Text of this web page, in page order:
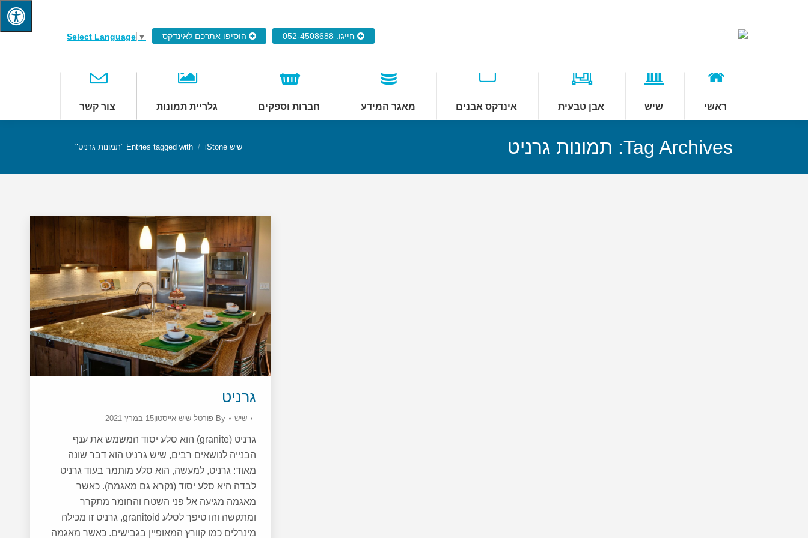
חייגו: 052-4508688 הוסיפו אתרכם לאינדקס Select Language ▼
ראשי שיש אבן טבעית אינדקס אבנים מאגר המידע חברות וספקים גלריית תמונות צור קשר
Tag Archives: תמונות גרניט שיש iStone Entries tagged with "תמונות גרניט"
גרניט
שיש By פורטל שיש אייסטון15 במרץ 2021
גרניט (granite) הוא סלע יסוד המשמש את ענף
הבנייה לנושאים רבים, שיש גרניט הוא דבר שונה
מאוד: גרניט, למעשה, הוא סלע מותמר בעוד גרניט
לבדה היא סלע יסוד (נקרא גם מאגמה). כאשר
מאגמה מגיעה אל פני השטח והחומר מתקרר
ומתקשה והו טיפך לסלע granitoid, גרניט זו מכילה
מינרלים כמו קוורץ המאופיין בגבישים. כאשר מאגמה